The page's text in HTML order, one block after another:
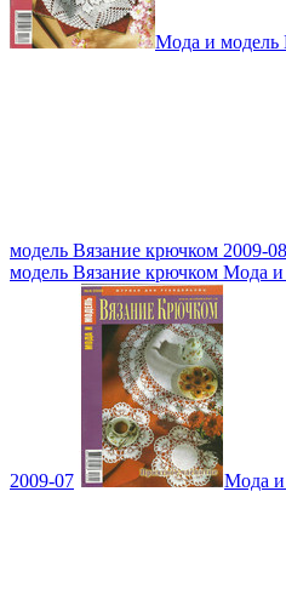
Мода и модель
модель Вязание крючком 2009-08
модель Вязание крючком Мода
2009-07 Мода и